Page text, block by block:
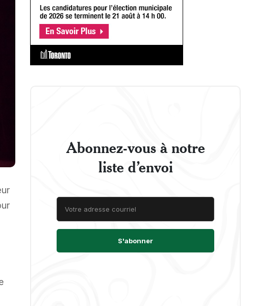
Abonnez-vous à notre
liste d’envoi